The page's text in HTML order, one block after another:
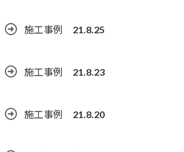
施工事例 21.8.25
施工事例 21.8.23
施工事例 21.8.20